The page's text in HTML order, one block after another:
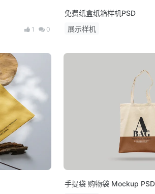
1 0
免费纸盒纸箱样机PSD
展示样机
手提袋 购物袋 Mockup PSD